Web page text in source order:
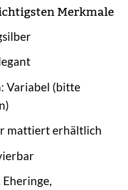
Merkmale
Variabel (bitte
mattiert erhältlich